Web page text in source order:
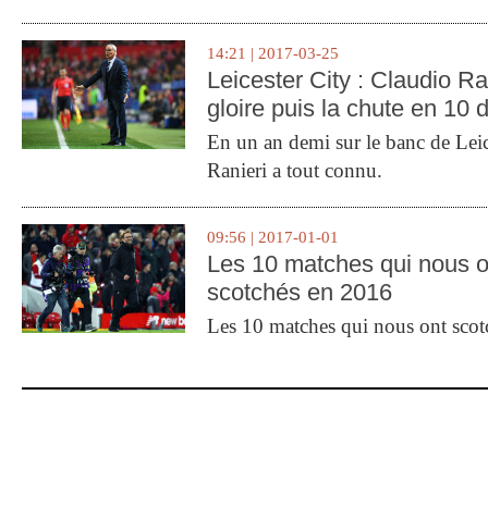
14:21 | 2017-03-25
Leicester City : Claudio
gloire puis la chute en 10
En un an demi sur le banc de
Ranieri a tout connu.
09:56 | 2017-01-01
Les 10 matches qui nous
scotchés en 2016
Les 10 matches qui nous ont